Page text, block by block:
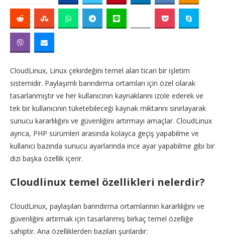
CloudLinux, Linux çekirdeğini temel alan ticari bir işletim
sistemidir. Paylaşımlı barındırma ortamları için özel olarak
tasarlanmıştır ve her kullanıcının kaynaklarını izole ederek ve
tek bir kullanıcının tüketebileceği kaynak miktarını sınırlayarak
sunucu kararlılığını ve güvenliğini artırmayı amaçlar. CloudLinux
ayrıca, PHP sürümleri arasında kolayca geçiş yapabilme ve
kullanıcı bazında sunucu ayarlarında ince ayar yapabilme gibi bir
dizi başka özellik içerir.
Cloudlinux temel özellikleri nelerdir?
CloudLinux, paylaşılan barındırma ortamlarının kararlılığını ve
güvenliğini artırmak için tasarlanmış birkaç temel özelliğe
sahiptir. Ana özelliklerden bazıları şunlardır: